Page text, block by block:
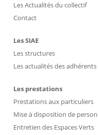
Les Actualités du collectif
Contact
Les SIAE
Les structures
Les actualités des adhérents
Les prestations
Prestations aux particuliers
Mise à disposition de
Entretien des Espaces Verts